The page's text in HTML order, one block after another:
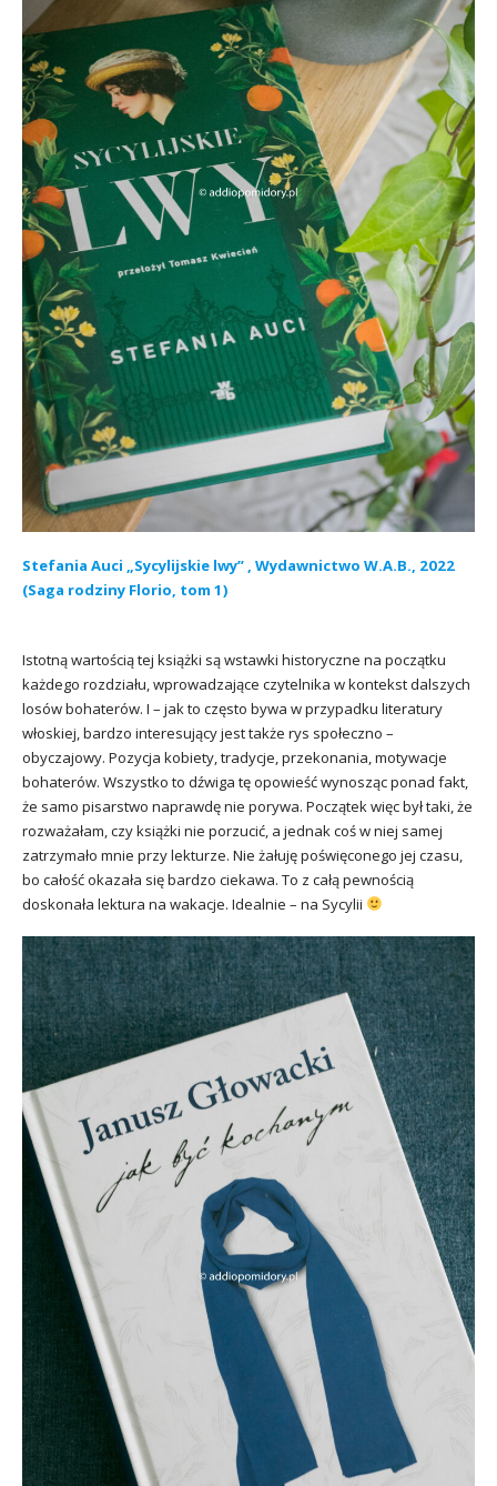
Stefania Auci „Sycylijskie lwy” , Wydawnictwo W.A.B., 2022
(Saga rodziny Florio, tom 1)
Istotną wartością tej książki są wstawki historyczne na początku
każdego rozdziału, wprowadzające czytelnika w kontekst dalszych
losów bohaterów. I – jak to często bywa w przypadku literatury
włoskiej, bardzo interesujący jest także rys społeczno –
obyczajowy. Pozycja kobiety, tradycje, przekonania, motywacje
bohaterów. Wszystko to dźwiga tę opowieść wynosząc ponad fakt,
że samo pisarstwo naprawdę nie porywa. Początek więc był taki, że
rozważałam, czy książki nie porzucić, a jednak coś w niej samej
zatrzymało mnie przy lekturze. Nie żałuję poświęconego jej czasu,
bo całość okazała się bardzo ciekawa. To z całą pewnością
doskonała lektura na wakacje. Idealnie – na Sycylii